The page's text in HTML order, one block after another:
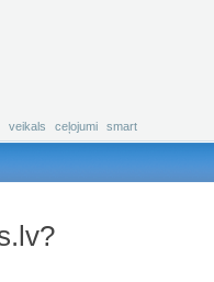
veikals ceļojumi smart